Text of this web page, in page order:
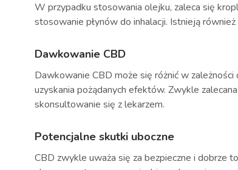
W przypadku stosowania olejku, zaleca się
stosowanie płynów do inhalacji. Istnieją
Dawkowanie CBD
Dawkowanie CBD może się różnić w
uzyskania pożądanych efektów. Zwykle
skonsultowanie się z lekarzem.
Potencjalne skutki uboczne
CBD zwykle uważa się za bezpieczne i dobrze